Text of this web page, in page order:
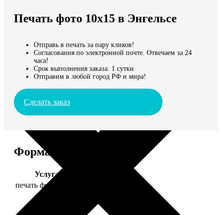
Мы доставляем по всему миру
Продолжить без города
Печать фото 10х15 в Энгельсе
Отправь в печать за пару кликов!
Согласования по электронной почте. Отвечаем за 24
часа!
Срок выполнения заказа: 1 сутки
Отправим в любой город РФ и мира!
Сделать заказ
Форматы и цены
Услуга
печать фото 10х15